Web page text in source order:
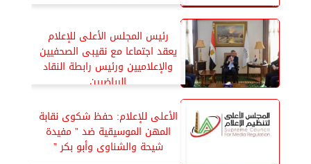
رئيس المجلس الأعلى للإعلام
يعقد اجتماعا مع نقيبى الصحفيين
والإعلاميين ورئيس رابطة النقاد
الرياضيين
الأعلى للإعلام: حفظ شكوى نقابة
المهن الموسيقية ضد ” مفيدة
شيحة والشناوى وأبو بكر ”